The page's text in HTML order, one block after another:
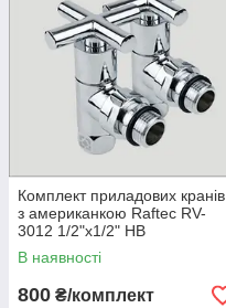
Комплект приладових кранів
з американкою Raftec RV-
3012 1/2"х1/2" НВ
В наявності
800 ₴/комплект
Raftec